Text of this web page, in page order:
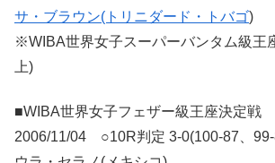
サ・ブラウン(トリニダード・トバゴ)
※WIBA世界女子スーパーバンタム級王
上)
■WIBA世界女子フェザー級王座決定戦
2006/11/04 ○10R判定 3-0(100-87、